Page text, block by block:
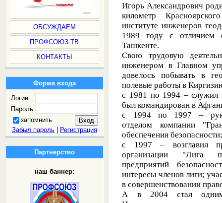
ОБСУЖДАЕМ
ПРОФСОЮЗ ТВ
КОНТАКТЫ
Форма входа
Логин:
Пароль:
запомнить
Забыл пароль| Регистрация
Партнерство
наш баннер:
Игорь Александрович
километр
институте инженеров
1989 году с
Ташкенте.
Свою трудовую
инженером в Главном
довелось побывать в
полевые работы в
с 1981 по 1994 – служил
был командирован в
с 1994 по 1997 –
отделом компании
обеспечения
с 1997 – возглавил
организации "Лига
предприятий
интересы членов лиги;
в совершенствовании
А в 2004 стал одним